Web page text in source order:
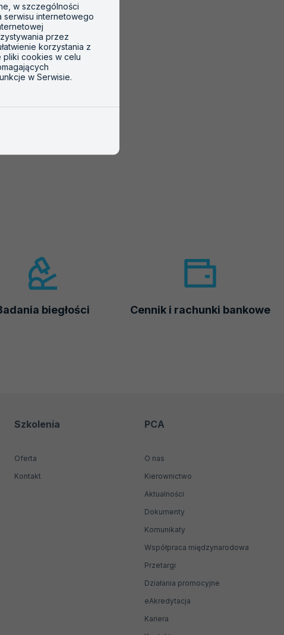
biegłości Cennik i rachunki bankowe
Szkolenia
Oferta
Kontakt
PCA
O nas
Kierownictwo
Aktualności
Dokumenty
Komunikaty
Współpraca międzynarodowa
Przetargi
Działania promocyjne
eAkredytacja
Kariera
w szczególności
internetowego
przez
korzystania z
pliki cookies w celu
w Serwisie.